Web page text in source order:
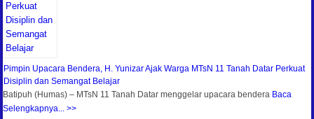
Pimpin Upacara Bendera, H. Yunizar Ajak Warga MTsN 11 Tanah Datar Perkuat
Disiplin dan Semangat Belajar
Batipuh (Humas) – MTsN 11 Tanah Datar menggelar upacara bendera Baca
Selengkapnya... >>